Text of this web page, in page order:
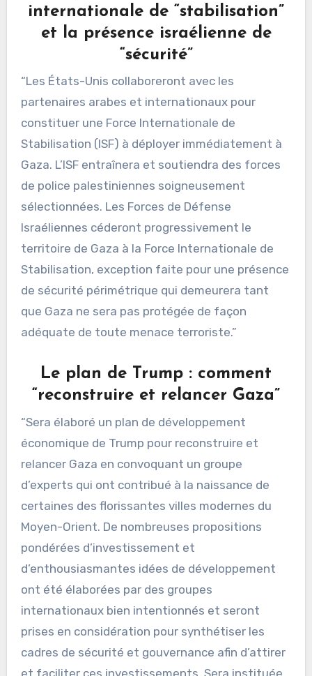
internationale de “stabilisation”
et la présence israélienne de
“sécurité”
“Les États-Unis collaboreront avec les
partenaires arabes et internationaux pour
constituer une Force Internationale de
Stabilisation (ISF) à déployer immédiatement à
Gaza. L’ISF entraînera et soutiendra des forces
de police palestiniennes soigneusement
sélectionnées. Les Forces de Défense
Israéliennes céderont progressivement le
territoire de Gaza à la Force Internationale de
Stabilisation, exception faite pour une présence
de sécurité périmétrique qui demeurera tant
que Gaza ne sera pas protégée de façon
adéquate de toute menace terroriste.”
Le plan de Trump : comment
“reconstruire et relancer Gaza”
“Sera élaboré un plan de développement
économique de Trump pour reconstruire et
relancer Gaza en convoquant un groupe
d’experts qui ont contribué à la naissance de
certaines des florissantes villes modernes du
Moyen-Orient. De nombreuses propositions
pondérées d’investissement et
d’enthousiasmantes idées de développement
ont été élaborées par des groupes
internationaux bien intentionnés et seront
prises en considération pour synthétiser les
cadres de sécurité et gouvernance afin d’attirer
et faciliter ces investissements. Sera instituée